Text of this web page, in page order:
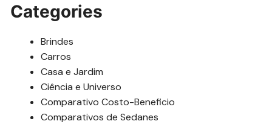
Categories
Brindes
Carros
Casa e Jardim
Ciência e Universo
Comparativo Costo-Beneficio
Comparativos de Sedanes